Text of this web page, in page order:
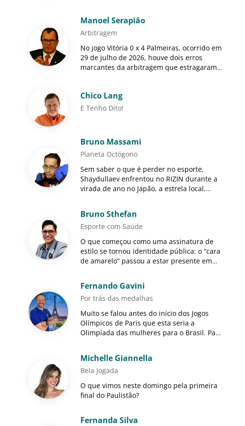
Manoel Serapião
Arbitragem
No jogo Vitória 0 x 4 Palmeiras, ocorrido em
29 de julho de 2026, houve dois erros
marcantes da arbitragem que estragaram o
Chico Lang
E Tenho Dito!
Bruno Massami
Planeta Octógono
Sem saber o que é perder no esporte,
Shaydullaev enfrentou no RIZIN durante a
virada de ano no Japão, a estrela local,
Bruno Sthefan
Esporte com Saúde
O que começou como uma assinatura de
estilo se tornou identidade pública: o “cara
de amarelo” passou a estar presente em
Fernando Gavini
Por trás das medalhas
Muito se falou antes do início dos Jogos
Olímpicos de Paris que esta seria a
Olimpíada das mulheres para o Brasil. Para
Michelle Giannella
Bela Jogada
O que vimos neste domingo pela primeira
final do Paulistão?
Fernanda Silva